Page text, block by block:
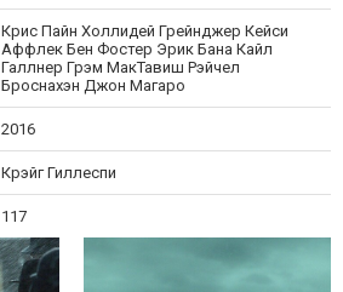
Крис Пайн Холлидей Грейнджер Кейси
Аффлек Бен Фостер Эрик Бана Кайл
Галлнер Грэм МакТавиш Рэйчел
Броснахэн Джон Магаро
2016
Крэйг Гиллеспи
117